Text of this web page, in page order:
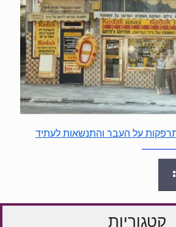
על העבר והתנשאות לעתיד
קטגוריות